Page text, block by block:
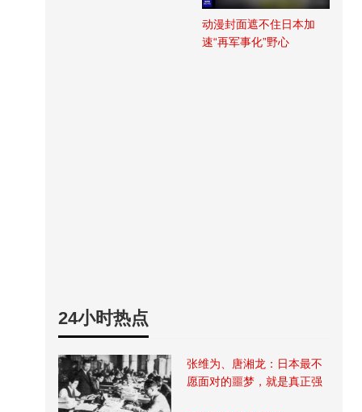
动漫封面遮不住日本加
速“再军事化”野心
24小时热点
张维为、唐湘龙：日本最不
愿面对的噩梦，就是真正强